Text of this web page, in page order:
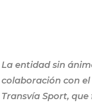
La entidad sin
colaboración con
Transvía Sport,